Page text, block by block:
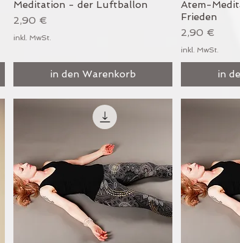
Meditation - der Luftballon
Preis
2,90 €
inkl. MwSt.
in den Warenkorb
Atem-
Frieden
Preis
2,90 €
inkl. MwSt.
in